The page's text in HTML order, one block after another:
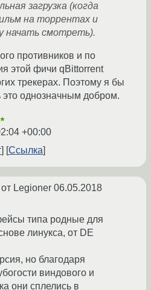
загрузка (когда
на торрентах и
начать смотреть).
противников и по
этой фичи qBittorrent
трекерах. Поэтому я бы
это однозначным добром.
+00:00
Ссылка
от Legioner 06.05.2018
типа родные для
линукса, от DE
но благодаря
виндового и
они сплелись в